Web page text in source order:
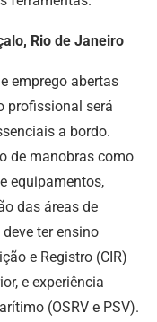
Rio de Janeiro
emprego abertas
profissional será
a bordo.
de manobras como
equipamentos,
das áreas de
ter ensino
e Registro (CIR)
e experiência
(OSRV e PSV).